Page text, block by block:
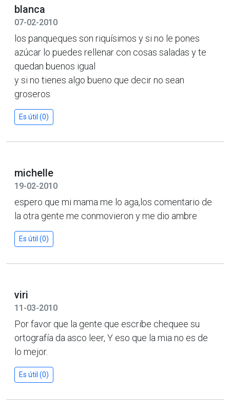
blanca
07-02-2010
los panqueques son riquísimos y si no le pones
azúcar lo puedes rellenar con cosas saladas y te
quedan buenos igual
y si no tienes algo bueno que decir no sean
groseros
Es útil (0)
michelle
19-02-2010
espero que mi mama me lo aga,los comentario de
la otra gente me conmovieron y me dio ambre
Es útil (0)
viri
11-03-2010
Por favor que la gente que escribe chequee su
ortografía da asco leer, Y eso que la mia no es de
lo mejor.
Es útil (0)